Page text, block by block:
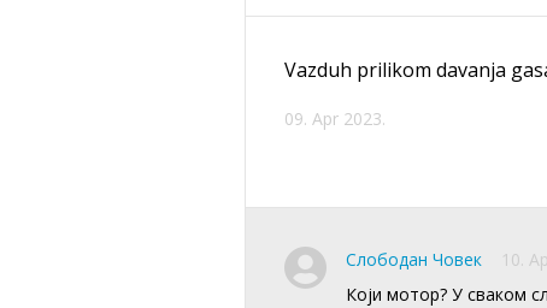
Vazduh prilikom davanja
09. Apr 2023.
Слободан Човек
10.
Који мотор? У сваком